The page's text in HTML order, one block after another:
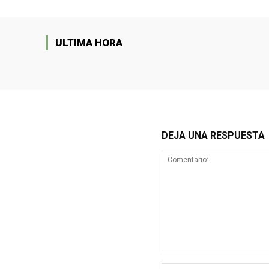
ULTIMA HORA
DEJA UNA RESPUESTA